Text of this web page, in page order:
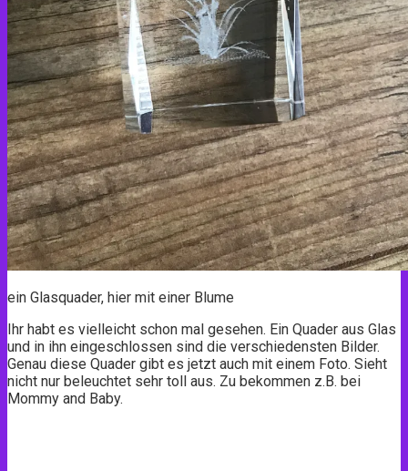
ein Glasquader, hier mit einer Blume
Ihr habt es vielleicht schon mal gesehen. Ein Quader aus Glas
und in ihn eingeschlossen sind die verschiedensten Bilder.
Genau diese Quader gibt es jetzt auch mit einem Foto. Sieht
nicht nur beleuchtet sehr toll aus. Zu bekommen z.B. bei
Mommy and Baby.